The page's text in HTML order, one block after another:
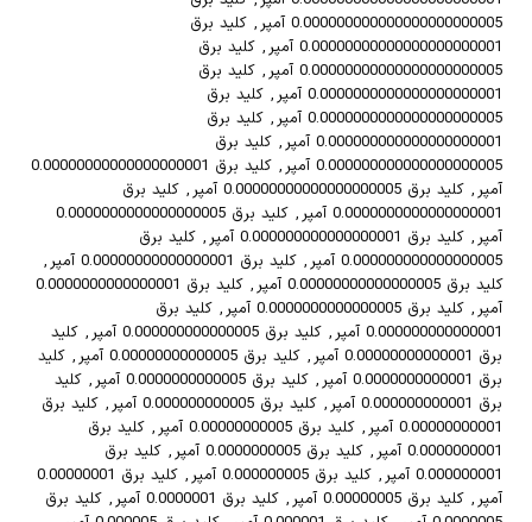
0.000000000000000000000005 آمپر
, کلید برق
0.00000000000000000000001 آمپر
, کلید برق
0.00000000000000000000005 آمپر
, کلید برق
0.0000000000000000000001 آمپر
, کلید برق
0.0000000000000000000005 آمپر
, کلید برق
0.000000000000000000001 آمپر
, کلید برق
0.000000000000000000005 آمپر
,
کلید برق 0.00000000000000000001
آمپر , کلید برق 0.00000000000000000005 آمپر , کلید برق
0.0000000000000000001 آمپر
,
کلید برق 0.0000000000000000005
آمپر , کلید برق 0.000000000000000001 آمپر , کلید برق
0.000000000000000005 آمپر
, کلید برق 0.00000000000000001 آمپر
,
کلید برق 0.00000000000000005 آمپر
,
کلید برق 0.0000000000000001
آمپر , کلید برق 0.0000000000000005 آمپر , کلید برق
0.000000000000001 آمپر
, کلید برق 0.000000000000005 آمپر , کلید
برق 0.00000000000001 آمپر
, کلید برق 0.00000000000005 آمپر , کلید
برق 0.0000000000001 آمپر
, کلید برق 0.0000000000005 آمپر , کلید
برق 0.000000000001 آمپر
, کلید برق 0.000000000005 آمپر , کلید برق
0.00000000001 آمپر
, کلید برق 0.00000000005 آمپر , کلید برق
0.0000000001 آمپر
, کلید برق 0.0000000005 آمپر , کلید برق
0.000000001 آمپر
, کلید برق 0.000000005 آمپر ,
کلید برق 0.00000001
آمپر , کلید برق 0.00000005 آمپر , کلید برق 0.0000001 آمپر , کلید برق